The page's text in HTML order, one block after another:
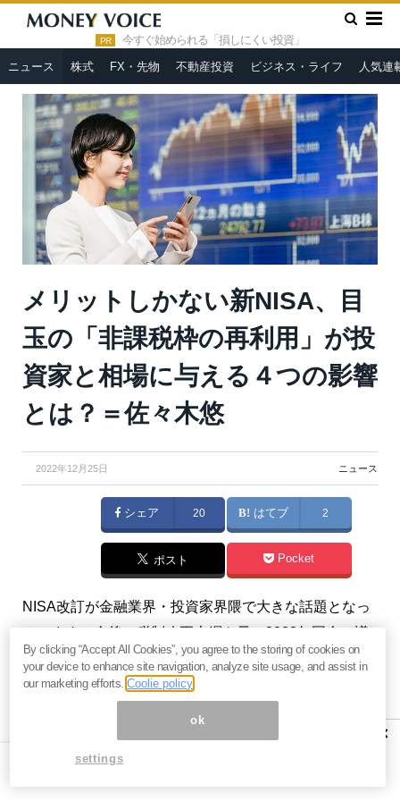
PR 今すぐ始められる「損しにくい投資」
ニュース 株式 FX・先物 不動産投資 ビジネス・ライフ 人気連
HOME » ニュース »
メリットしかない新NISA、目玉の「非課
税枠の再利用」が投資家と相場に与える４つの影響とは？＝佐々木
メリットしかない新NISA、目
玉の「非課税枠の再利用」が投
資家と相場に与える４つの影響
とは？＝佐々木悠
2022年12月25日 ニュース
シェア 20 はてブ 2
ポスト Pocket
NISA改訂が金融業界・投資家界隈で大きな話題となっ
ています。今後、税制改正大綱を元に2023年国会で議
論が行われ、2024年より新NISAが動き出す予定です。
投資額の増加や非課税期限の無期限化など投資家に大
つ大きなポイントがあります。それは「非課税枠の復
活」という仕組みです。（『
｜つばめ投資顧問 』佐々木悠）
×
By clicking “Accept All Cookies”, you agree to the storing of cookies on
your device to enhance site navigation, analyze site usage, and assist in
our marketing efforts.Coolie policy
ok
settings